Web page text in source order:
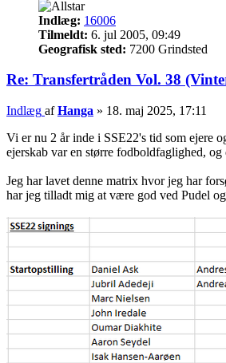
Indlæg: 16006
Tilmeldt: 6. jul 2005, 09:49
Geografisk sted: 7200 Grindsted
Re: Transfertråden Vol. 38
Indlæg afHanga » 18. maj 2025, 17:11
Vi er nu 2 år inde i SSE22's tid som ejere
ejerskab var en større fodboldfaglighed,
Jeg har lavet denne matrix hvor jeg har
har jeg tilladt mig at være god ved Pudel